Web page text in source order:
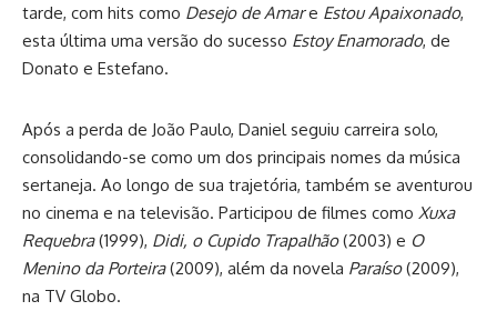
tarde, com hits como Desejo de Amare Estou Apaixonado,
esta última uma versão do sucesso Estoy Enamorado, de
Donato e Estefano.
Após a perda de João Paulo, Daniel seguiu carreira solo,
consolidando-se como um dos principais nomes da música
sertaneja. Ao longo de sua trajetória, também se aventurou
no cinema e na televisão. Participou de filmes como Xuxa
Requebra(1999), Didi, o Cupido Trapalhão(2003) e O
Menino da Porteira(2009), além da novela Paraíso(2009),
na TV Globo.